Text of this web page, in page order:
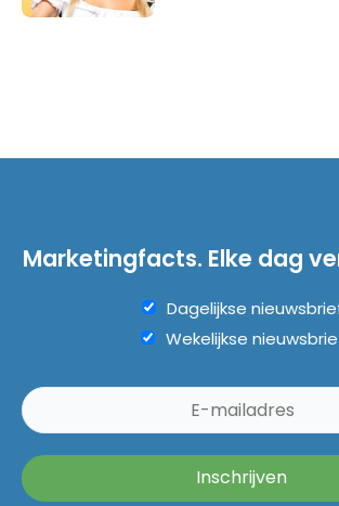
Marketingfacts. Elke dag
Dagelijkse
Wekelijkse